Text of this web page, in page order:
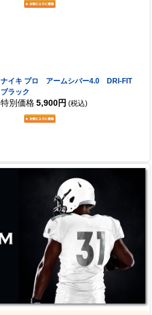
ナイキ プロ アームシバー4.0 DRI-FIT
ブラック
特別価格 5,900円 (税込)